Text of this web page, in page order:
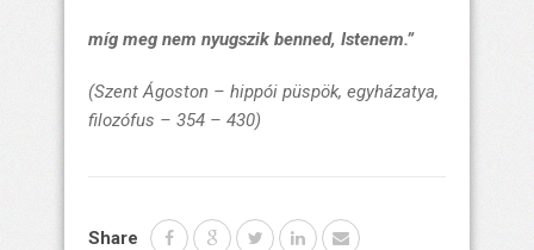
míg meg nem nyugszik benned, Istenem.”
(Szent Ágoston – hippói püspök, egyházatya,
filozófus – 354 – 430)
Share